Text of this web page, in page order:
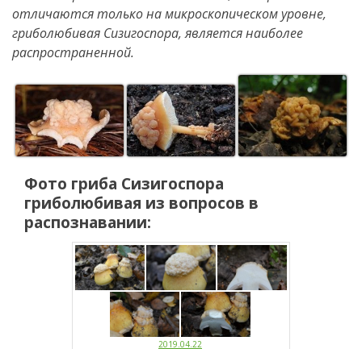
отличаются только на микроскопическом уровне,
гриболюбивая Сизигоспора, является наиболее
распространенной.
Фото гриба Сизигоспора
гриболюбивая из вопросов в
распознавании:
2019.04.22